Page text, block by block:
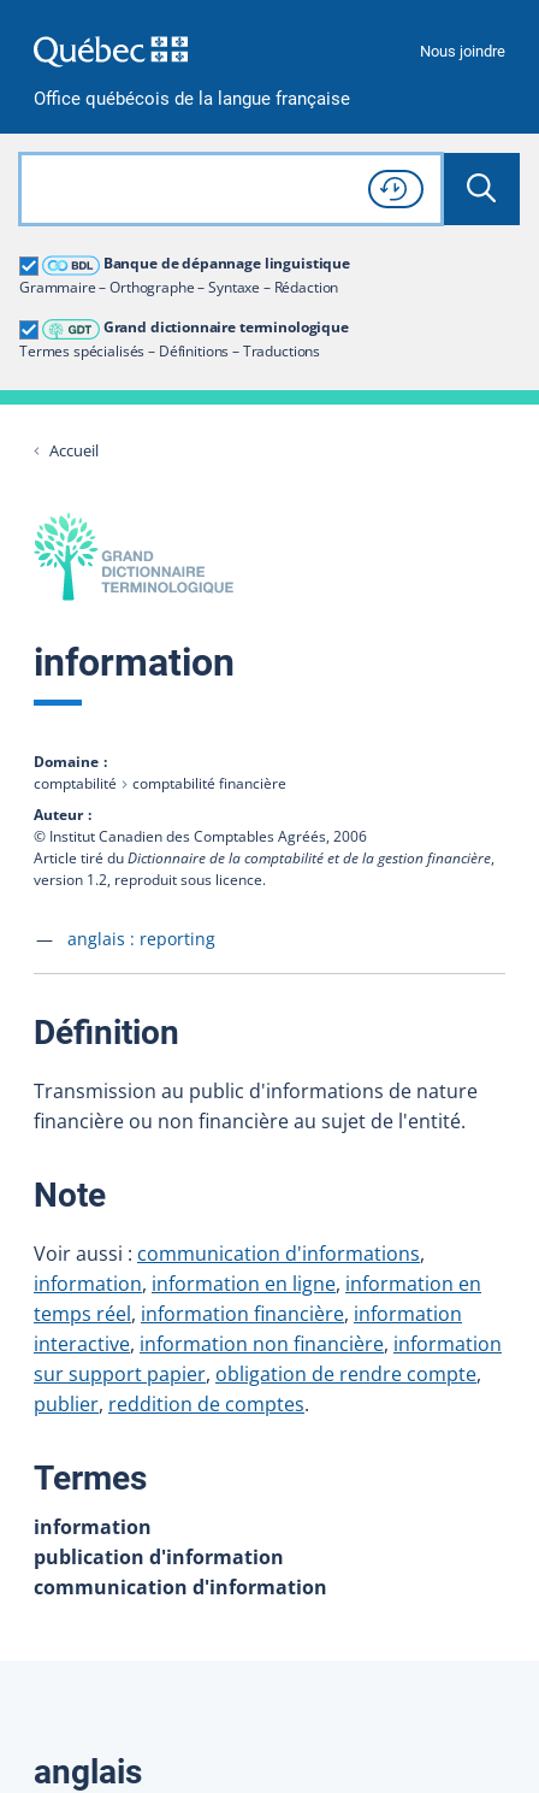
Office québécois de la langue française
Nous joindre
Rechercher dans tout le site
Lancer
Consulter l'
Historique
de recherche
Banque de dépannage linguistique
Grammaire – Orthographe – Syntaxe – Rédaction
Grand dictionnaire terminologique
Termes spécialisés – Définitions – Traductions
Grand dictionnaire terminologique
Restreindre aux termes
Accueil
information
Domaine
comptabilité
comptabilité financière
Auteur
© Institut Canadien des Comptables Agréés, 2006
Article tiré duDictionnaire de la comptabilité et de la gestion financière,
version 1.2, reproduit sous licence.
Accéder à la fiche en
anglais : reporting
Définition
Transmission au public d'informations de nature
financière ou non financière au sujet de l'entité.
Note:
Voir aussi : communication d'informations,
information, information en ligne, information en
temps réel, information financière, information
interactive, information non financière, information
sur support papier, obligation de rendre compte,
publier, reddition de comptes.
Termes:
information
publication d'information
communication d'information
Traductions
anglais